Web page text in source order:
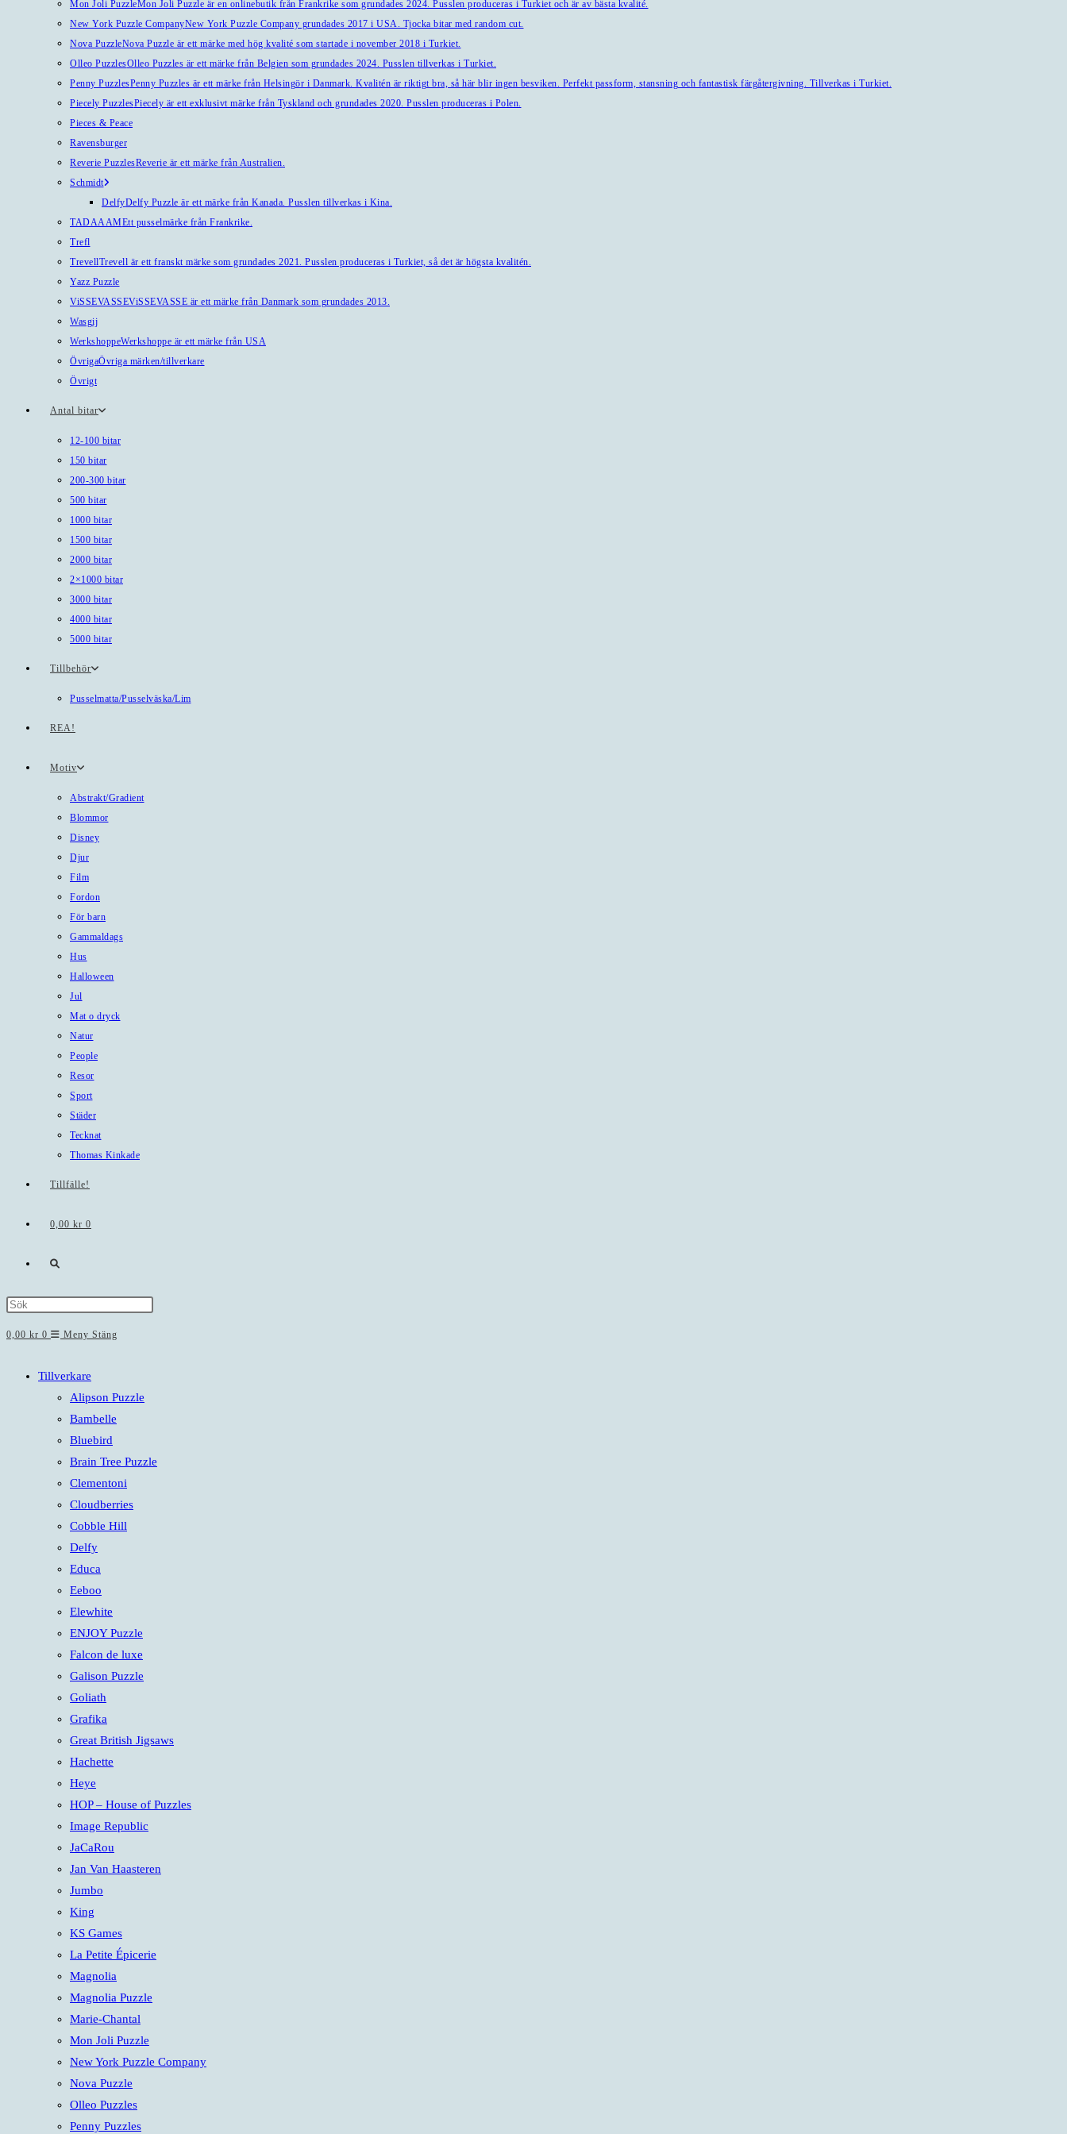
Mon Joli PuzzleMon Joli Puzzle är en onlinebutik från Frankrike som grundades 2024. Pusslen produceras i Turkiet och är av bästa kvalité.
New York Puzzle CompanyNew York Puzzle Company grundades 2017 i USA. Tjocka bitar med random cut.
Nova PuzzleNova Puzzle är ett märke med hög kvalité som startade i november 2018 i Turkiet.
Olleo PuzzlesOlleo Puzzles är ett märke från Belgien som grundades 2024. Pusslen tillverkas i Turkiet.
Penny PuzzlesPenny Puzzles är ett märke från Helsingör i Danmark. Kvalitén är riktigt bra, så här blir ingen besviken. Perfekt passform, stansning och fantastisk färgåtergivning. Tillverkas i Turkiet.
Piecely PuzzlesPiecely är ett exklusivt märke från Tyskland och grundades 2020. Pusslen produceras i Polen.
Pieces & Peace
Ravensburger
Reverie PuzzlesReverie är ett märke från Australien.
Schmidt
DelfyDelfy Puzzle är ett märke från Kanada. Pusslen tillverkas i Kina.
TADAAAMEtt pusselmärke från Frankrike.
Trefl
TrevellTrevell är ett franskt märke som grundades 2021. Pusslen produceras i Turkiet, så det är högsta kvalitén.
Yazz Puzzle
ViSSEVASSEViSSEVASSE är ett märke från Danmark som grundades 2013.
Wasgij
WerkshoppeWerkshoppe är ett märke från USA
ÖvrigaÖvriga märken/tillverkare
Övrigt
Antal bitar
12-100 bitar
150 bitar
200-300 bitar
500 bitar
1000 bitar
1500 bitar
2000 bitar
2×1000 bitar
3000 bitar
4000 bitar
5000 bitar
Tillbehör
Pusselmatta/Pusselväska/Lim
REA!
Motiv
Abstrakt/Gradient
Blommor
Disney
Djur
Film
Fordon
För barn
Gammaldags
Hus
Halloween
Jul
Mat o dryck
Natur
People
Resor
Sport
Städer
Tecknat
Thomas Kinkade
Tillfälle!
0,00 kr 0
Slå
webbplatssökning
0,00 kr 0 Meny Stäng
Tillverkare
Alipson Puzzle
Bambelle
Bluebird
Brain Tree Puzzle
Clementoni
Cloudberries
Cobble Hill
Delfy
Educa
Eeboo
Elewhite
ENJOY Puzzle
Falcon de luxe
Galison Puzzle
Goliath
Grafika
Great British Jigsaws
Hachette
Heye
HOP – House of Puzzles
Image Republic
JaCaRou
Jan Van Haasteren
Jumbo
King
KS Games
La Petite Épicerie
Magnolia
Magnolia Puzzle
Marie-Chantal
Mon Joli Puzzle
New York Puzzle Company
Nova Puzzle
Olleo Puzzles
Penny Puzzles